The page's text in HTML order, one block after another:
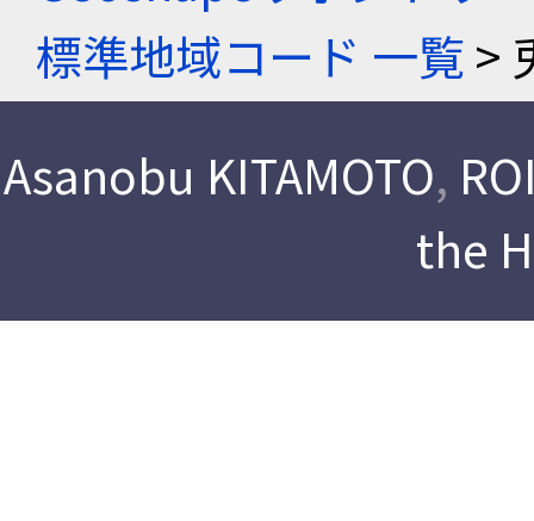
標準地域コード 一覧>
Asanobu KITAMOTO,
the